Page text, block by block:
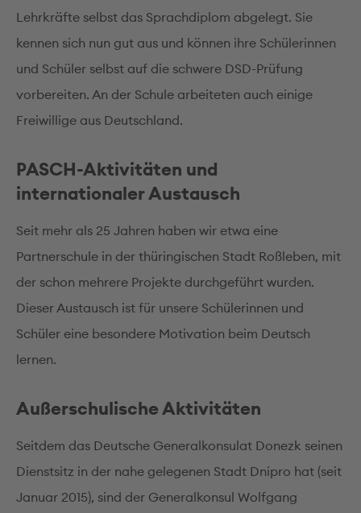
Lehrkräfte selbst das Sprachdiplom abgelegt. Sie
kennen sich nun gut aus und können ihre Schülerinnen
und Schüler selbst auf die schwere DSD-Prüfung
vorbereiten. An der Schule arbeiteten auch einige
Freiwillige aus Deutschland.
PASCH-Aktivitäten und
internationaler Austausch
Seit mehr als 25 Jahren haben wir etwa eine
Partnerschule in der thüringischen Stadt Roßleben, mit
der schon mehrere Projekte durchgeführt wurden.
Dieser Austausch ist für unsere Schülerinnen und
Schüler eine besondere Motivation beim Deutsch
lernen.
Außerschulische Aktivitäten
Seitdem das Deutsche Generalkonsulat Donezk seinen
Dienstsitz in der nahe gelegenen Stadt Dnipro hat (seit
Januar 2015), sind der Generalkonsul Wolfgang